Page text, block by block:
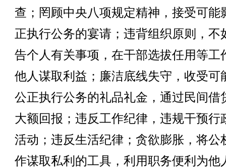
查；罔顾中央八项规定精神，接受可能
正执行公务的宴请；违背组织原则，不
告个人有关事项，在干部选拔任用等工
他人谋取利益；廉洁底线失守，收受可
公正执行公务的礼品礼金，通过民间借
大额回报；违反工作纪律，违规干预行
活动；违反生活纪律；贪欲膨胀，将公
作谋取私利的工具，利用职务便利为他